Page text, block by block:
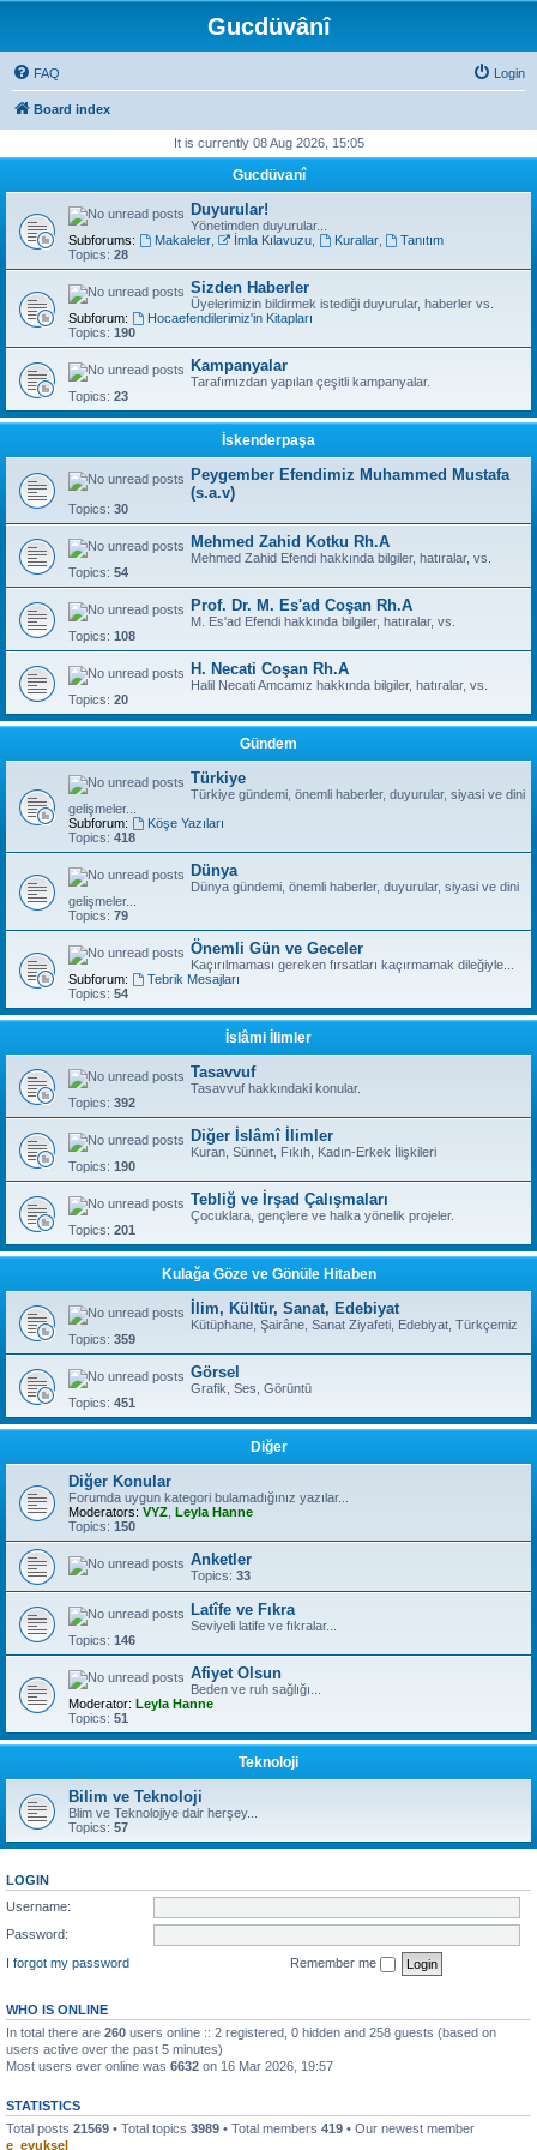
Gucdüvânî
FAQ Login
Board index
It is currently 08 Aug 2026, 15:05
Gucdüvanî
Duyurular!
Yönetimden duyurular...
Subforums:
Makaleler, İmla Kılavuzu, Kurallar,
Tanıtım
Topics: 28
Sizden Haberler
Üyelerimizin bildirmek istediği duyurular, haberler vs.
Subforum:
Hocaefendilerimiz'in Kitapları
Topics: 190
Kampanyalar
Tarafımızdan yapılan çeşitli kampanyalar.
Topics: 23
İskenderpaşa
Peygember Efendimiz Muhammed Mustafa
(s.a.v)
Topics: 30
Mehmed Zahid Kotku Rh.A
Mehmed Zahid Efendi hakkında bilgiler, hatıralar, vs.
Topics: 54
Prof. Dr. M. Es'ad Coşan Rh.A
M. Es'ad Efendi hakkında bilgiler, hatıralar, vs.
Topics: 108
H. Necati Coşan Rh.A
Halil Necati Amcamız hakkında bilgiler, hatıralar, vs.
Topics: 20
Gündem
Türkiye
Türkiye gündemi, önemli haberler, duyurular, siyasi ve dini
gelişmeler...
Subforum:
Köşe Yazıları
Topics: 418
Dünya
Dünya gündemi, önemli haberler, duyurular, siyasi ve dini
gelişmeler...
Topics: 79
Önemli Gün ve Geceler
Kaçırılmaması gereken fırsatları kaçırmamak dileğiyle...
Subforum:
Tebrik Mesajları
Topics: 54
İslâmi İlimler
Tasavvuf
Tasavvuf hakkındaki konular.
Topics: 392
Diğer İslâmî İlimler
Kuran, Sünnet, Fıkıh, Kadın-Erkek İlişkileri
Topics: 190
Tebliğ ve İrşad Çalışmaları
Çocuklara, gençlere ve halka yönelik projeler.
Topics: 201
Kulağa Göze ve Gönüle Hitaben
İlim, Kültür, Sanat, Edebiyat
Kütüphane, Şairâne, Sanat Ziyafeti, Edebiyat, Türkçemiz
Topics: 359
Görsel
Grafik, Ses, Görüntü
Topics: 451
Diğer
Diğer Konular
Forumda uygun kategori bulamadığınız yazılar...
Moderators: VYZ Leyla Hanne
Topics: 150
Anketler
Topics: 33
Latîfe ve Fıkra
Seviyeli latife ve fıkralar...
Topics: 146
Afiyet Olsun
Beden ve ruh sağlığı...
Moderator: Leyla Hanne
Topics: 51
Teknoloji
Bilim ve Teknoloji
Blim ve Teknolojiye dair herşey...
Topics: 57
LOGIN
Username:
Password:
I forgot my password
Remember me
WHO IS ONLINE
In total there are 260 users online :: 2 registered, 0 hidden and 258 guests (based on
users active over the past 5 minutes)
Most users ever online was 6632 on 16 Mar 2026, 19:57
STATISTICS
Total posts 21569 • Total topics 3989 • Total members 419 • Our newest member
e_eyuksel